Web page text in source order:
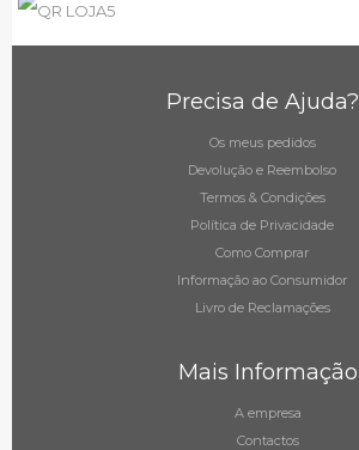
Precisa de Ajuda?
Os meus pedidos
Devolução e Reembolso
Termos & Condições
Política de Privacidade
Como Comprar
Informação ao Consumidor
Livro de Reclamações
Mais Informação
A empresa
Contactos